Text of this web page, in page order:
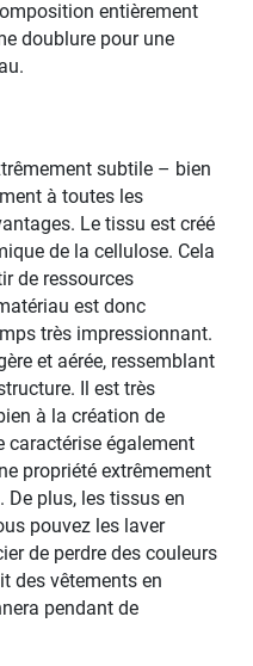
entièrement
doublure pour une
subtile – bien
à toutes les
Le tissu est créé
de la cellulose. Cela
de ressources
est donc
très impressionnant.
et aérée, ressemblant
Il est très
à la création de
caractérise également
propriété extrêmement
plus, les tissus en
pouvez les laver
de perdre des couleurs
des vêtements en
pendant de